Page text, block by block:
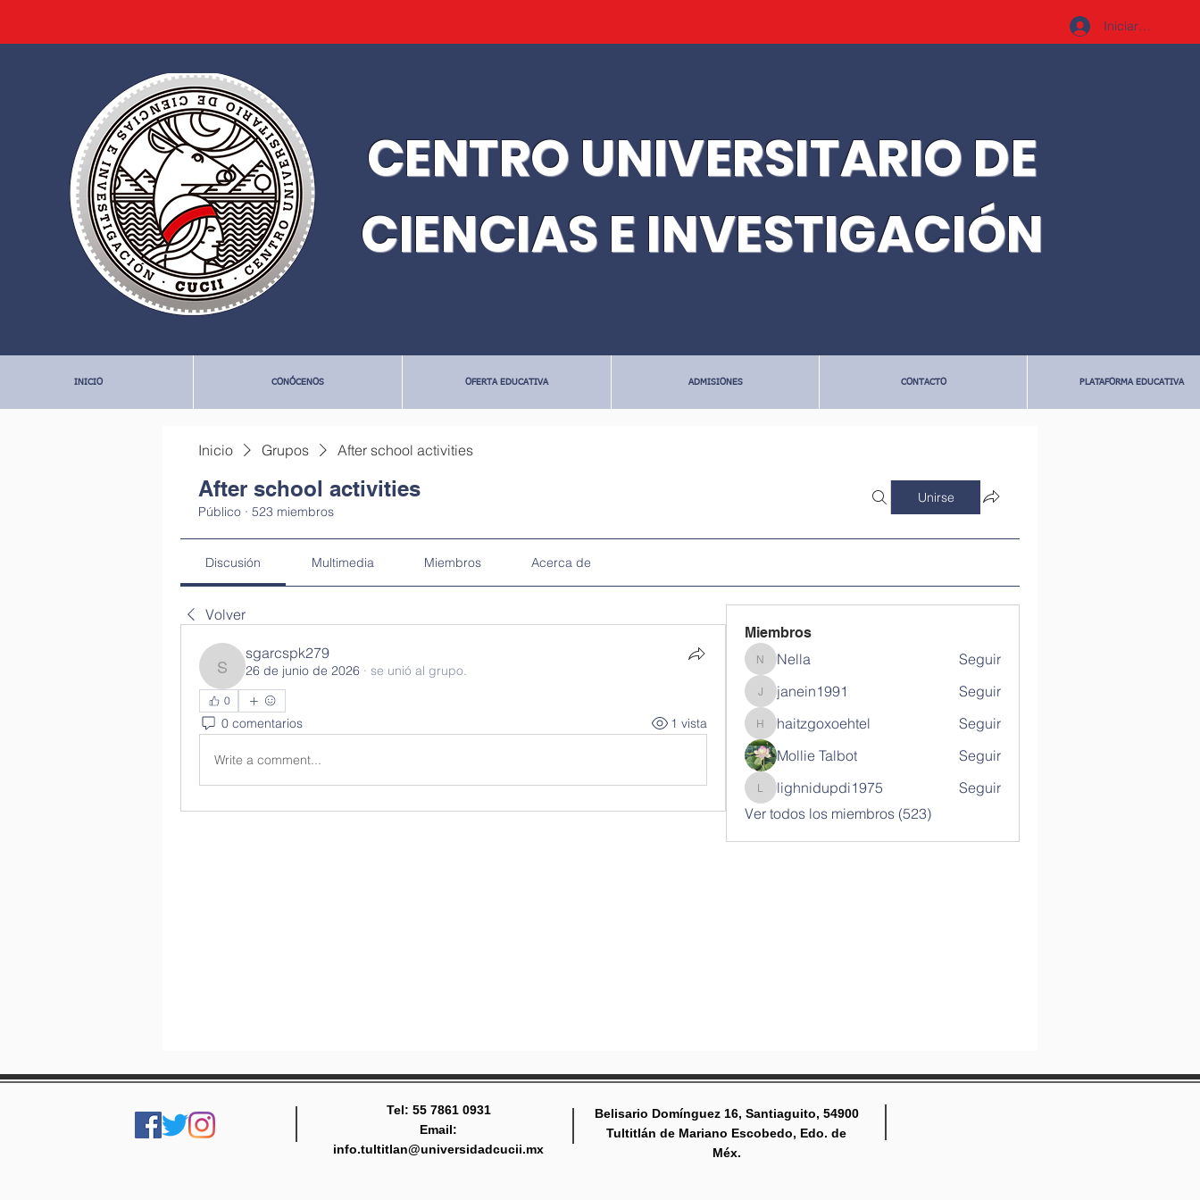
Iniciar sesión
CENTRO UNIVERSITARIO DE
CIENCIAS E INVESTIGACIÓN
Inicio Grupos After school activities
After school activities
Público · 523 miembros
Unirse
Discusión Multimedia Miembros Acerca de
Volver
sgarcspk279
sgarcspk279
26 de junio de 2026 · se unió al grupo.
0
0 comentarios 1 vista
Write a comment...
Miembros
NellaNella Seguir
janein1991
janein1991 Seguir
haitzgoxoehtel
haitzgoxoehtel
Seguir
Mollie Talbot
Seguir
lighnidupdi1975
lighnidupdi1975
Seguir
Ver todos los miembros (523)
INICIO CONÓCENOS OFERTA EDUCATIVA ADMISIONES CONTACTO PLATAFORMA EDUCATIVA
Tel: 55 7861 0931
Email:
info.tultitlan@universidadcucii.mx
Belisario Domínguez 16, Santiaguito, 54900
Tultitlán de Mariano Escobedo, Edo. de
Méx.